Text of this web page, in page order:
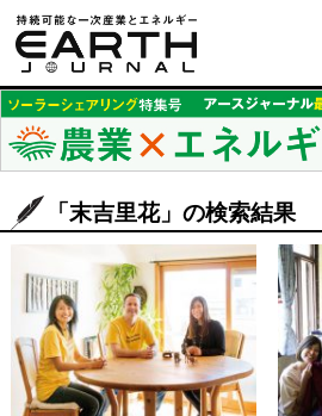
「末吉里花」の検索結果